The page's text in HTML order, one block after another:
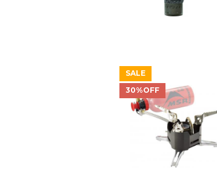
SALE
30%OFF